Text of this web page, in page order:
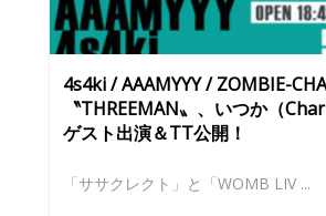
4s4ki / AAAMYYY / ZOMBIE-
〝THREEMAN〟、いつか（
ゲスト出演＆TT公開！
「ササクレクト」と「WOMB LIV ...